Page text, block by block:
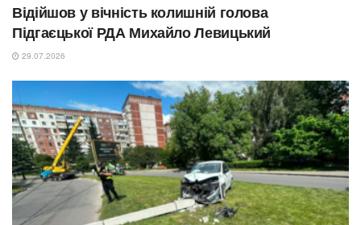
Відійшов у вічність колишній голова
Підгаєцької РДА Михайло Левицький
29.07.2026